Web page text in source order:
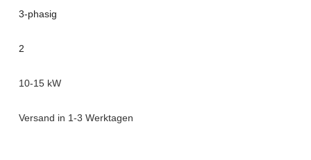
3-phasig
2
10-15 kW
Versand in 1-3 Werktagen